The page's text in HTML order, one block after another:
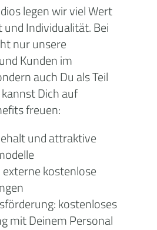
legen wir viel Wert
und Individualität. Bei
nur unsere
Kunden im
auch Du als Teil
Dich auf
freuen:
und attraktive
kostenlose
kostenloses
mit Deinem Personal